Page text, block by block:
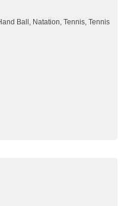
Ball, Natation, Tennis, Tennis